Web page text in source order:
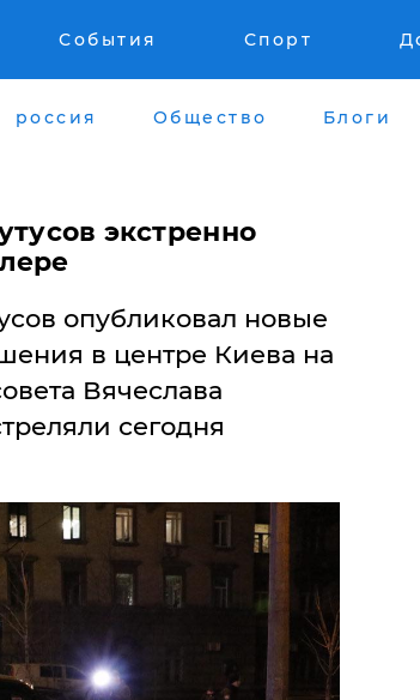
События Спорт
россия Общество Блоги
экстренно
опубликовал новые
в центре Киева на
Вячеслава
сегодня